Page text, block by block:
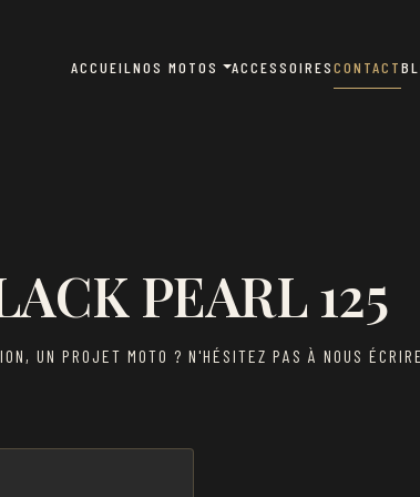
ACCUEILNOS MOTOS ACCESSOIRESCONTACT
PEARL 125
UN PROJET MOTO ? N'HÉSITEZ PAS À NOUS